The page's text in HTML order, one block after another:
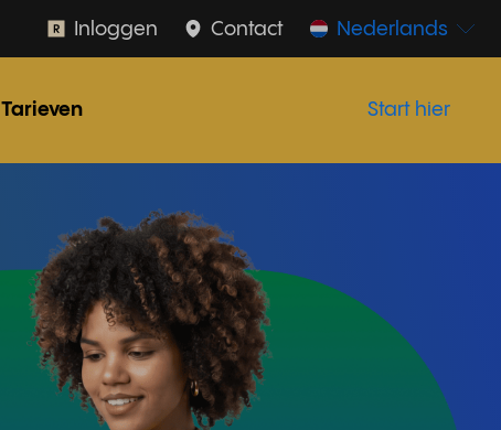
Tarieven
Nederlands
Contact
Inloggen
Start hier